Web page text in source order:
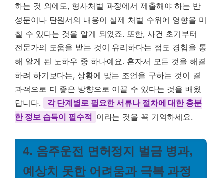
하는 것 외에도, 형사처벌 과정에서 제출해야 하는 반
성문이나 탄원서의 내용이 실제 처벌 수위에 영향을 미
칠 수 있다는 것을 알게 되었죠. 또한, 사건 초기부터
전문가의 도움을 받는 것이 유리하다는 점도 경험을 통
해 알게 된 노하우 중 하나예요. 혼자서 모든 것을 해결
하려 하기보다는, 상황에 맞는 조언을 구하는 것이 결
과적으로 더 좋은 방향으로 이끌 수 있다는 것을 배웠
답니다.
각 단계별로 필요한 서류나 절차에 대한 충분
한 정보 습득이 필수적 이라는 것을 꼭 기억하세요.
4. 음주운전 면허정지 벌금 병과,
예상치 못한 어려움과 극복 과정